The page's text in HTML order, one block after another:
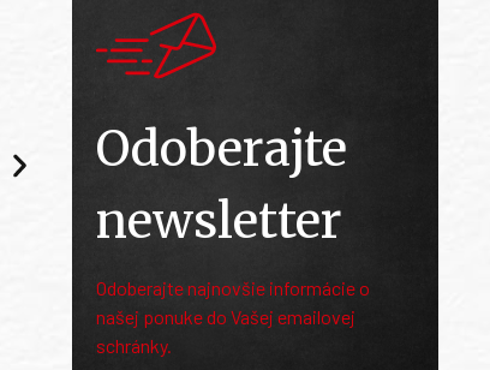
Odoberajte
newsletter
Odoberajte najnovšie informácie o
našej ponuke do Vašej emailovej
schránky.